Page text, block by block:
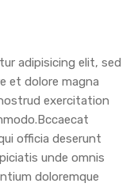
adipisicing elit, sed
et dolore magna
exercitation
officia deserunt
unde omnis
doloremque